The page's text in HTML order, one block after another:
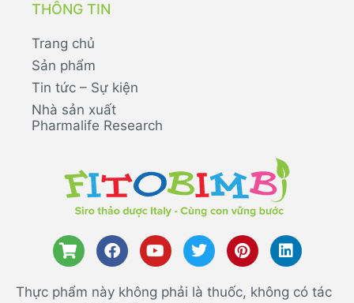
THÔNG TIN
Trang chủ
Sản phẩm
Tin tức – Sự kiện
Nhà sản xuất
Pharmalife Research
Thực phẩm này không phải là thuốc, không có tác